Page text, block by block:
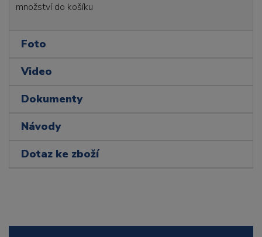
množství do košíku
Foto
Video
Dokumenty
Návody
Dotaz ke zboží